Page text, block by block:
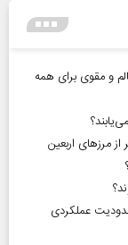
سریع، سالم و مقوی برای همه
میلیون نفر با محدودیت عملکردی